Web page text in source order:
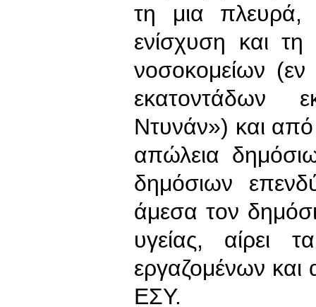
τη μια πλευρά,
ενίσχυση και
νοσοκομείων (εν
εκατοντάδων
Ντυνάν») και από
απώλεια
δημόσιων
άμεσα τον
υγείας, αίρει
εργαζομένων και
ΕΣΥ.